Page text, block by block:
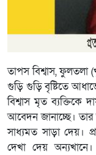
তাপস বিশ্বাস, ফুলতলা
গুড়ি গুড়ি বৃষ্টিতে
বিশ্বাস মৃত ব্যক্তিকে
আবেদন জানাচ্ছে। তার
সাধ্যমত সাড়া দেয়।
দেখা দেয়